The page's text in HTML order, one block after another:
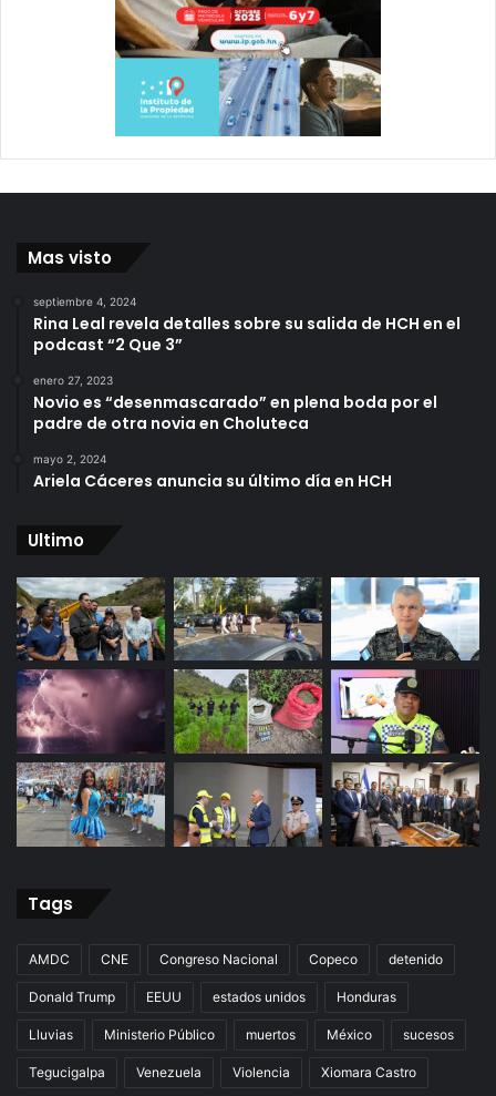
Mas visto
septiembre 4, 2024
Rina Leal revela detalles sobre su salida de HCH en el
podcast “2 Que 3”
enero 27, 2023
Novio es “desenmascarado” en plena boda por el
padre de otra novia en Choluteca
mayo 2, 2024
Ariela Cáceres anuncia su último día en HCH
Ultimo
Tags
AMDC CNE Congreso Nacional Copeco detenido
Donald Trump EEUU estados unidos Honduras
Lluvias Ministerio Público muertos México sucesos
Tegucigalpa Venezuela Violencia Xiomara Castro